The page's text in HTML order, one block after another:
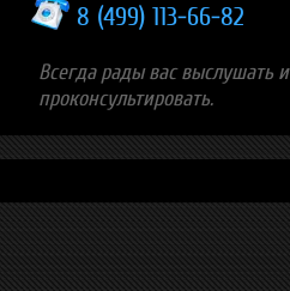
8 (499) 113-66-82
Всегда рады вас выслушать и
проконсультировать.